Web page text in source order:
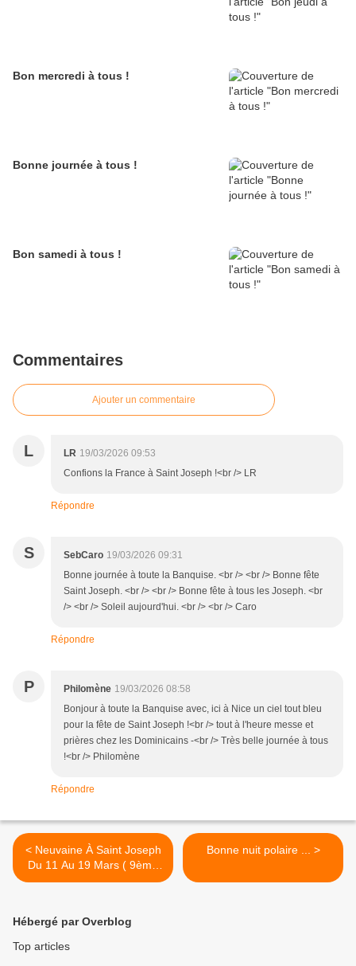
Bon mercredi à tous !
Bonne journée à tous !
Bon samedi à tous !
Commentaires
Ajouter un commentaire
L LR 19/03/2026 09:53
Confions la France à Saint Joseph !<br /> LR
Répondre
S SebCaro 19/03/2026 09:31
Bonne journée à toute la Banquise. <br /> <br /> Bonne fête
Saint Joseph. <br /> <br /> Bonne fête à tous les Joseph. <br
/> <br /> Soleil aujourd'hui. <br /> <br /> Caro
Répondre
P Philomène 19/03/2026 08:58
Bonjour à toute la Banquise avec, ici à Nice un ciel tout bleu
pour la fête de Saint Joseph !<br /> tout à l'heure messe et
prières chez les Dominicains -<br /> Très belle journée à tous
!<br /> Philomène
Répondre
< Neuvaine À Saint Joseph
Du 11 Au 19 Mars ( 9ème
Jour )
Bonne nuit polaire ... >
Hébergé par Overblog
Top articles